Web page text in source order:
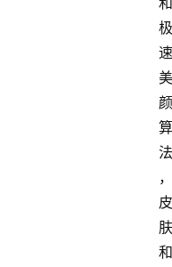
极
速
美
颜
算
法
，
皮
肤
和